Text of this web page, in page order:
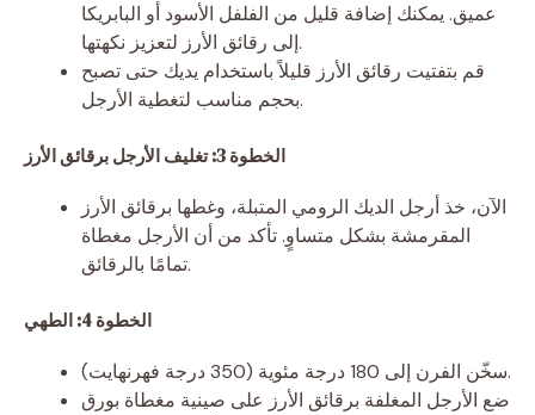
عميق. يمكنك إضافة قليل من الفلفل الأسود أو البابريكا
إلى رقائق الأرز لتعزيز نكهتها.
قم بتفتيت رقائق الأرز قليلاً باستخدام يديك حتى تصبح
بحجم مناسب لتغطية الأرجل.
الخطوة 3: تغليف الأرجل برقائق الأرز
الآن، خذ أرجل الديك الرومي المتبلة، وغطها برقائق الأرز
المقرمشة بشكل متساوٍ. تأكد من أن الأرجل مغطاة
تمامًا بالرقائق.
الخطوة 4: الطهي
سخّن الفرن إلى 180 درجة مئوية (350 درجة فهرنهايت).
ضع الأرجل المغلفة برقائق الأرز على صينية مغطاة بورق